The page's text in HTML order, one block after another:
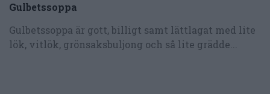
Gulbetssoppa
Gulbetssoppa är gott, billigt samt lättlagat med lite
lök, vitlök, grönsaksbuljong och så lite grädde...